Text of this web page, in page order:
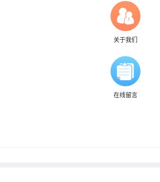
关于我们
在线留言